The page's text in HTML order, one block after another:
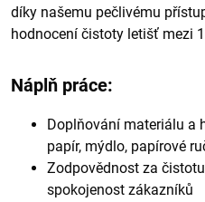
díky našemu pečlivému
hodnocení čistoty letišť mezi
Náplň práce:
Doplňování materiálu a
papír, mýdlo, papírové
Zodpovědnost za
spokojenost zákazníků